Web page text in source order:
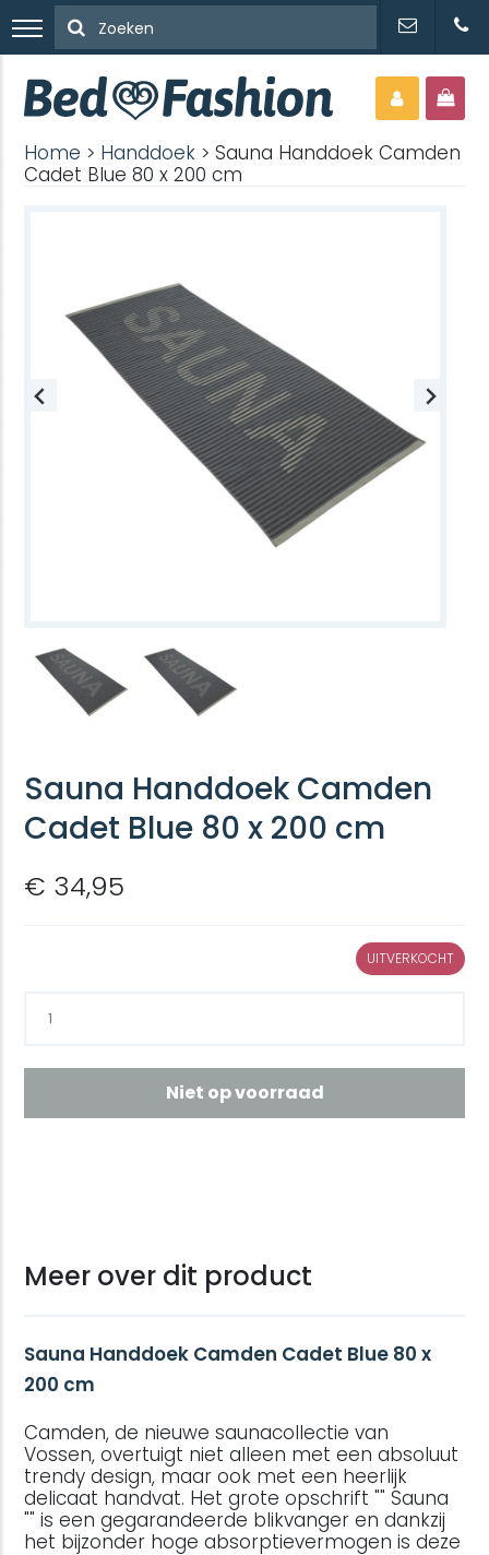
Home > Handdoek > Sauna Handdoek Camden
Cadet Blue 80 x 200 cm
Sauna Handdoek Camden
Cadet Blue 80 x 200 cm
€ 34,95
UITVERKOCHT
Niet op voorraad
Meer over dit product
Sauna Handdoek Camden Cadet Blue 80 x
200 cm
Camden, de nieuwe saunacollectie van
Vossen, overtuigt niet alleen met een absoluut
trendy design, maar ook met een heerlijk
delicaat handvat. Het grote opschrift "" Sauna
"" is een gegarandeerde blikvanger en dankzij
het bijzonder hoge absorptievermogen is deze